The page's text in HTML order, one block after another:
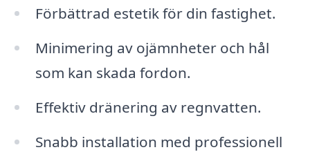
Förbättrad estetik för din fastighet.
Minimering av ojämnheter och hål
som kan skada fordon.
Effektiv dränering av regnvatten.
Snabb installation med professionell